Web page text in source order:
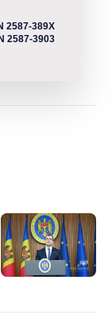
2587-389X
2587-3903